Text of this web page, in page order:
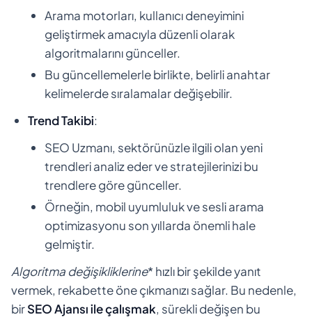
Arama motorları, kullanıcı deneyimini
geliştirmek amacıyla düzenli olarak
algoritmalarını günceller.
Bu güncellemelerle birlikte, belirli anahtar
kelimelerde sıralamalar değişebilir.
Trend Takibi:
SEO Uzmanı, sektörünüzle ilgili olan yeni
trendleri analiz eder ve stratejilerinizi bu
trendlere göre günceller.
Örneğin, mobil uyumluluk ve sesli arama
optimizasyonu son yıllarda önemli hale
gelmiştir.
Algoritma değişikliklerine* hızlı bir şekilde yanıt
vermek, rekabette öne çıkmanızı sağlar. Bu nedenle,
birSEO Ajansı ile çalışmak, sürekli değişen bu